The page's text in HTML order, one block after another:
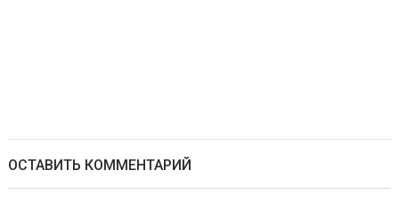
ОСТАВИТЬ КОММЕНТАРИЙ